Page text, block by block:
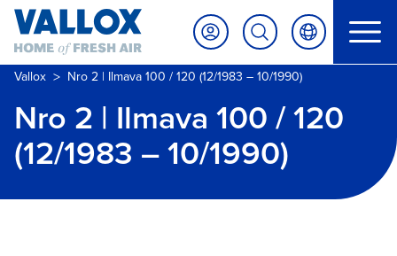
Vallox > Nro 2 | Ilmava 100 / 120 (12/1983 – 10/1990)
Nro 2 | Ilmava 100 / 120
(12/1983 – 10/1990)